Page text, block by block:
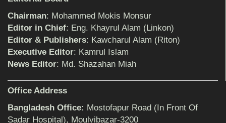
শিক্ষিকার ওপর হামলাকারীদের গ্রেফতারের দাবিতে
মানববন্ধন অনুষ্ঠিত
বিমানের সিলেট-ম্যানচেস্টার সরাসরি ফ্লাইট চালু হচ্ছে
ঠাকুরগাঁওয়ে শিশু ধর্ষকের যাবজ্জীবন কারাদণ্ড
Chairman: Mohammed Mokis Monsur
Editor in Chief: Eng. Khayrul Alam (Linkon)
Editor & Publishers: Kawcharul Alam (Riton)
Executive Editor: Kamrul Islam
News Editor: Md. Shazahan Miah
Office Address
Bangladesh Office: Mostofapur Road (In Front Of
Sadar Hospital), Moulvibazar-3200